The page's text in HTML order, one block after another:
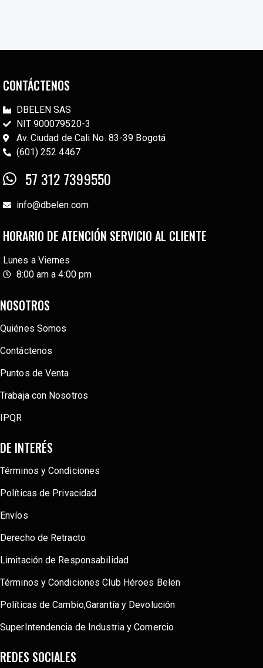
CONTÁCTENOS
DBELEN SAS
NIT 900079520-3
Av. Ciudad de Cali No. 83-39 Bogotá
(601) 252 4467
57 312 7399550
info@dbelen.com
HORARIO DE ATENCIÓN SERVICIO AL CLIENTE
Lunes a Viernes
8:00 am a 4:00 pm
NOSOTROS
Quiénes Somos
Contáctenos
Puntos de Venta
Trabaja con Nosotros
IPQR
DE INTERÉS
Términos y Condiciones
Políticas de Privacidad
Envíos
Derecho de Retracto
Limitación de Responsabilidad
Términos y Condiciones Club Héroes Belen
Políticas de Cambio,Garantía y Devolución
SuperIntendencia de Industria y Comercio
REDES SOCIALES